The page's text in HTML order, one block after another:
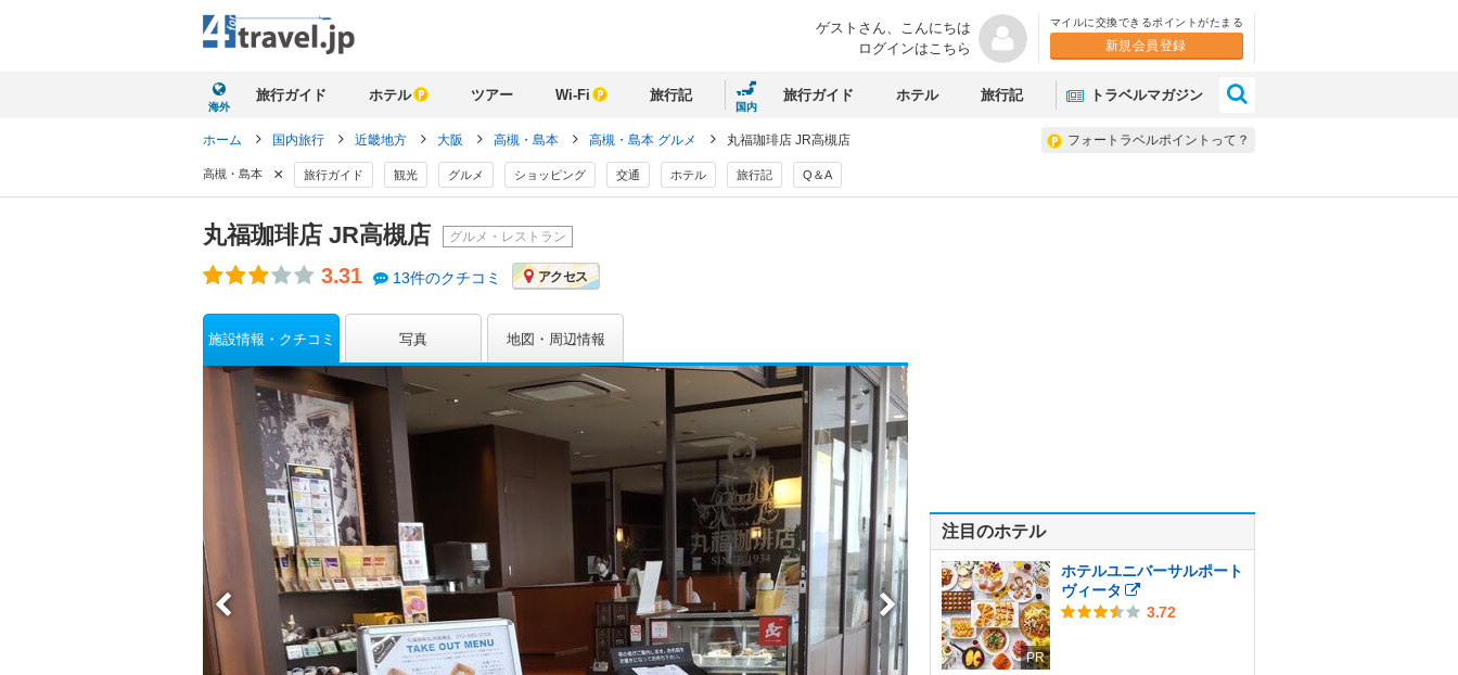
ゲストさん、 こんにちは
ログインはこちら
マイルに交換できるポイントがたまる
新規会員登録
海外
旅行ガイド ホテル ツアー Wi-Fi 旅行記
国内
旅行ガイド ホテル 旅行記 トラベルマガジン
フォートラベルポイントって？
ホーム 国内旅行 近畿地方 大阪 高槻・島本 高槻・島本 グルメ 丸福珈琲店 JR高槻店
高槻・島本 × 旅行ガイド 観光 グルメ ショッピング 交通 ホテル 旅行記 Q＆A
丸福珈琲店 JR高槻店 グルメ・レストラン
3.31 13件のクチコミ アクセス
施設情報・クチコミ 写真 地図・周辺情報
注目のホテル
PR
ホテルユニバーサルポート
ヴィータ
3.72